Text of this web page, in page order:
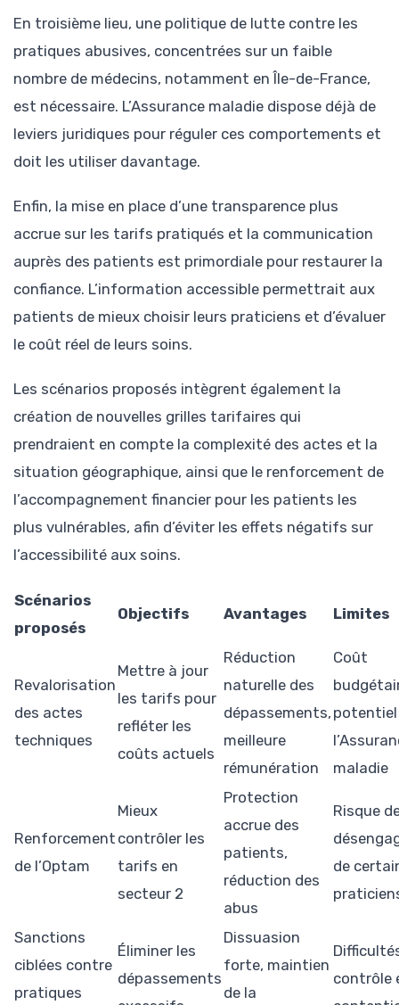
En troisième lieu, une politique de lutte contre les
pratiques abusives, concentrées sur un faible
nombre de médecins, notamment en Île-de-France,
est nécessaire. L’Assurance maladie dispose déjà de
leviers juridiques pour réguler ces comportements et
doit les utiliser davantage.
Enfin, la mise en place d’une transparence plus
accrue sur les tarifs pratiqués et la communication
auprès des patients est primordiale pour restaurer la
confiance. L’information accessible permettrait aux
patients de mieux choisir leurs praticiens et d’évaluer
le coût réel de leurs soins.
Les scénarios proposés intègrent également la
création de nouvelles grilles tarifaires qui
prendraient en compte la complexité des actes et la
situation géographique, ainsi que le renforcement de
l’accompagnement financier pour les patients les
plus vulnérables, afin d’éviter les effets négatifs sur
l’accessibilité aux soins.
Scénarios
proposés
Objectifs Avantages Limites
Revalorisation
des actes
techniques
Mettre à jour
les tarifs pour
refléter les
coûts actuels
Réduction
naturelle des
dépassements,
meilleure
rémunération
Coût
maladie
Renforcement
de l’Optam
Mieux
contrôler les
tarifs en
secteur 2
Protection
accrue des
patients,
réduction des
abus
Risque
de
Sanctions
ciblées contre
pratiques
Éliminer les
dépassements
Dissuasion
forte, maintien
de la
contrôle